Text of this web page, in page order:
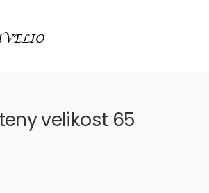
mobilního menu
velikost 65